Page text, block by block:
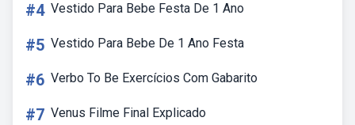
#4 Vestido Para Bebe Festa De 1 Ano
#5 Vestido Para Bebe De 1 Ano Festa
#6 Verbo To Be Exercícios Com Gabarito
#7 Venus Filme Final Explicado